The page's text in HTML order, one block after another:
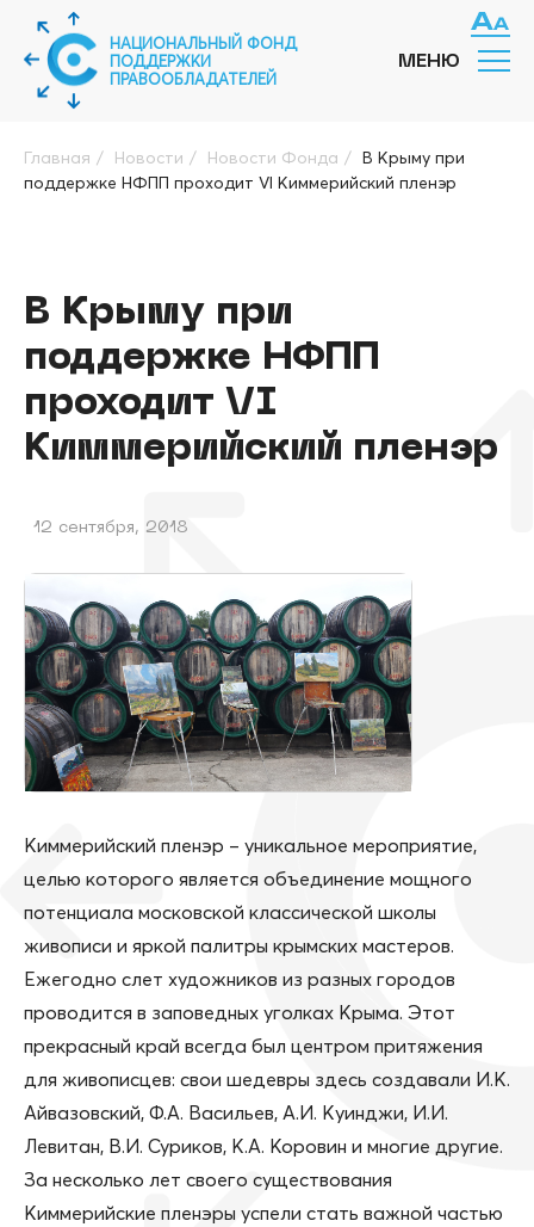
НАЦИОНАЛЬНЫЙ ФОНД
ПОДДЕРЖКИ
ПРАВООБЛАДАТЕЛЕЙ
МЕНЮ
Главная / Новости / Новости Фонда / В Крыму при
поддержке НФПП проходит VI Киммерийский пленэр
В Крыму при
поддержке НФПП
проходит VI
Киммерийский пленэр
12 сентября, 2018
Киммерийский пленэр – уникальное мероприятие,
целью которого является объединение мощного
потенциала московской классической школы
живописи и яркой палитры крымских мастеров.
Ежегодно слет художников из разных городов
проводится в заповедных уголках Крыма. Этот
прекрасный край всегда был центром притяжения
для живописцев: свои шедевры здесь создавали И.К.
Айвазовский, Ф.А. Васильев, А.И. Куинджи, И.И.
Левитан, В.И. Суриков, К.А. Коровин и многие другие.
За несколько лет своего существования
Киммерийские пленэры успели стать важной частью